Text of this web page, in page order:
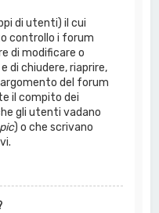
di utenti) il cui
controllo i forum
di modificare o
di chiudere, riaprire,
del forum
il compito dei
gli utenti vadano
) o che scrivano